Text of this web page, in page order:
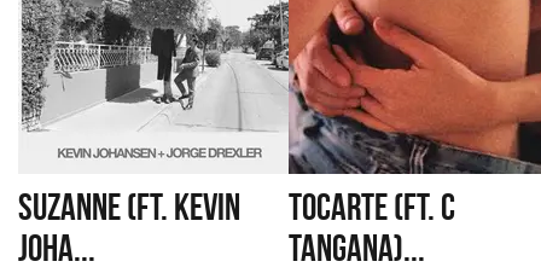
SUZANNE (FT. KEVIN
JOHA...
TOCARTE (FT. C
TANGANA)...